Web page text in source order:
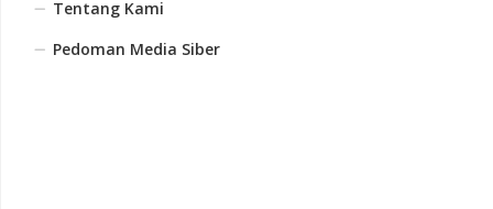
Tentang Kami
Pedoman Media Siber